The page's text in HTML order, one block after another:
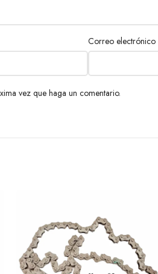
Correo electrónico
vez que haga un comentario.